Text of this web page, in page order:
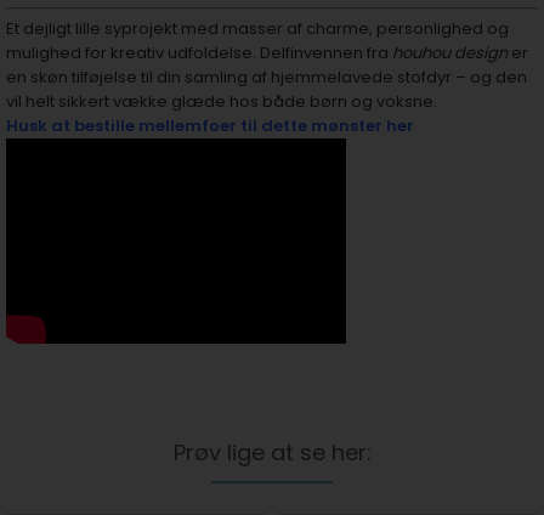
Et dejligt lille syprojekt med masser af charme, personlighed og
mulighed for kreativ udfoldelse. Delfinvennen fra houhou design er
en skøn tilføjelse til din samling af hjemmelavede stofdyr – og den
vil helt sikkert vække glæde hos både børn og voksne.
Husk at bestille mellemfoer til dette mønster her
Prøv lige at se her: